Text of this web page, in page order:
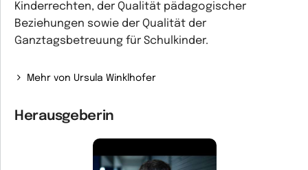
Kinderrechten, der Qualität pädagogischer
Beziehungen sowie der Qualität der
Ganztagsbetreuung für Schulkinder.
Mehr von Ursula Winklhofer
Herausgeberin